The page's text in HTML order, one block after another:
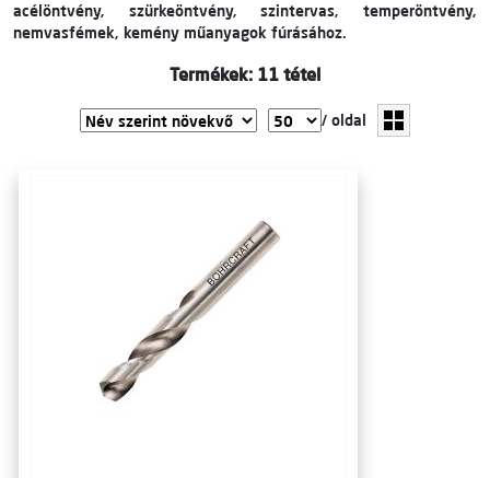
acélöntvény, szürkeöntvény, szintervas, temperöntvény,
nemvasfémek, kemény műanyagok fúrásához.
Termékek: 11 tétel
/ oldal